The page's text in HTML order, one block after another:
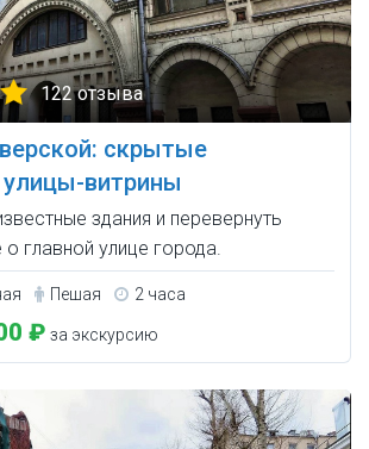
122 отзыва
скрытые
витрины
здания и перевернуть
о главной улице города.
Пешая 2 часа
₽ за экскурсию